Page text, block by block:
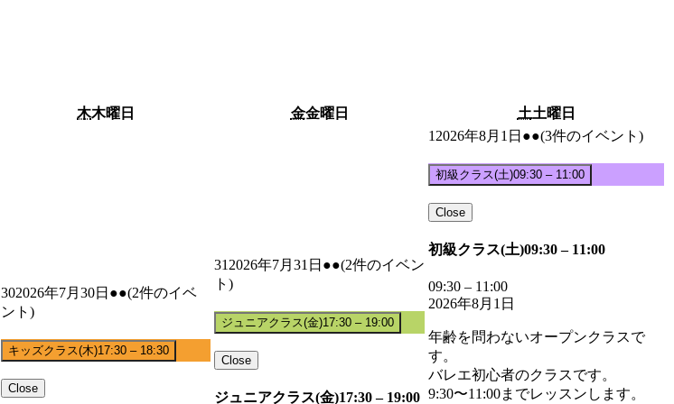
木木曜日 金金曜日 土土曜日
302026年7月30日 ●●(2件のイベ
ント)
キッズクラス(木)17:30 – 18:30
Close
31 2026年7月31日 ●●(2件のイベン
ト)
ジュニアクラス(金)17:30 – 19:00
Close
ジュニアクラス(金)17:30 – 19:00
1 2026年8月1日 ●●(3件のイベント)
初級クラス(土)09:30 – 11:00
Close
初級クラス(土)09:30 – 11:00
09:30 – 11:00
2026年8月1日
年齢を問わないオープンクラスで
す。
バレエ初心者のクラスです。
9:30〜11:00までレッスンします。